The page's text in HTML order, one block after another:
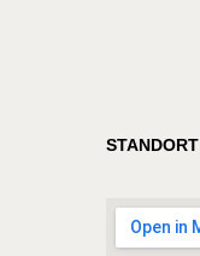
STANDORT